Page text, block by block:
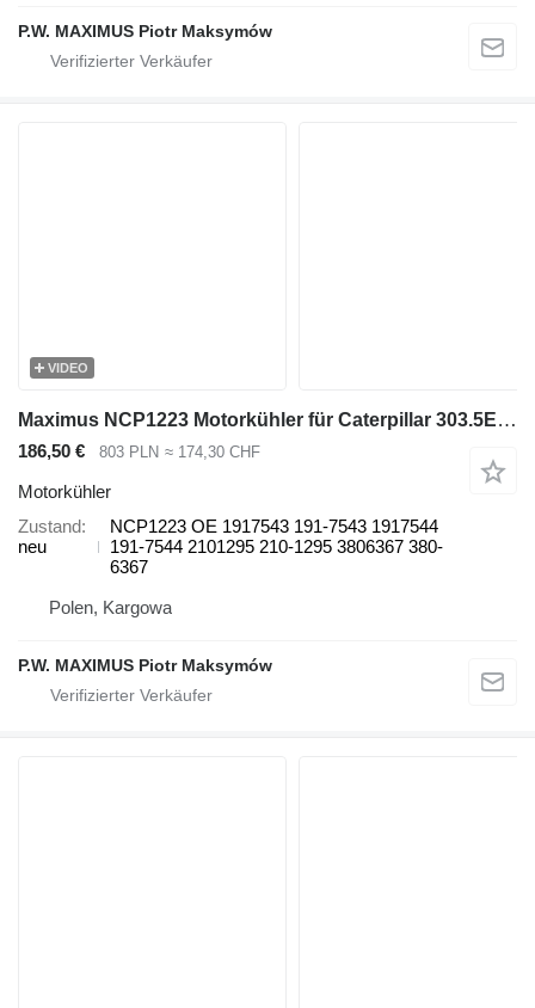
P.W. MAXIMUS Piotr Maksymów
VIDEO
Maximus NCP1223 Motorkühler für Caterpillar 303.5E2 CR 303.5E 304E2 CR 303.5E2 303E CR 304E 303ECR Minibagger
186,50 € 803 PLN ≈ 174,30 CHF
Motorkühler
Zustand
neu
NCP1223 OE 1917543 191-7543 1917544
191-7544 2101295 210-1295 3806367 380-
6367
Polen, Kargowa
P.W. MAXIMUS Piotr Maksymów